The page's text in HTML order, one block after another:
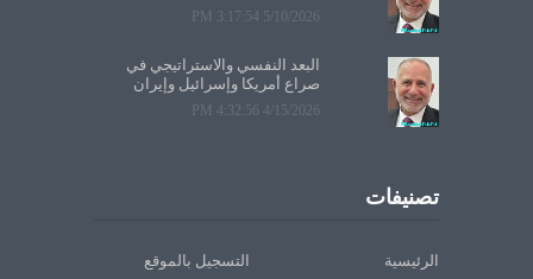
5/10/2026 3:17:54 PM
البعد النفسي والاستراتيجي في
صراع أمريكا وإسرائيل وإيران
4/15/2026 4:32:56 PM
تصنيفات
الرئيسية التسجيل بالموقع